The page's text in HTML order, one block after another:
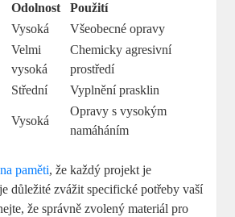
Odolnost
Použití
Vysoká Všeobecné opravy
Velmi
vysoká
Chemicky agresivní
prostředí
Střední
Vyplnění prasklin
Vysoká
Opravy s vysokým
namáháním
paměti, že každý projekt je
důležité zvážit specifické potřeby vaší
že správně zvolený materiál pro